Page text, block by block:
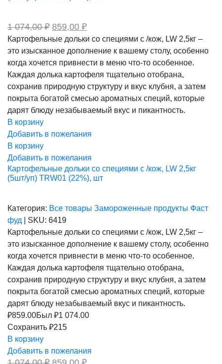
1 074,00₽ Первоначальная
составляла
1
074,00 ₽.
859,00 ₽Текущая
859,00 ₽.
Картофельные дольки со специями с /кож, LW 2,5кг –
это изысканное дополнение к вашему столу, особенно
когда хочется привнести в меню что-то особенное.
Каждая долька картофеля тщательно отобрана,
сохранив природную структуру и вкус клубня, а затем
покрыта богатой смесью ароматных специй, которые
дарят блюду незабываемый вкус и пикантность.
В корзину
Добавить в пожелания
В корзину
Добавить в пожелания
Картофельные дольки со специями с /кож, LW 2,5кг
(5шт/уп) TRW01 (22%), шт
Категория: Все товары Замороженные продукты Фаст
фуд
SKU: 6419
Картофельные дольки со специями с /кож, LW 2,5кг –
это изысканное дополнение к вашему столу, особенно
когда хочется привнести в меню что-то особенное.
Каждая долька картофеля тщательно отобрана,
сохранив природную структуру и вкус клубня, а затем
покрыта богатой смесью ароматных специй, которые
дарят блюду незабываемый вкус и пикантность.
₽859.00Был ₽1 074.00
Сохранить ₽215
В корзину
Добавить в пожелания
Первоначальная
Текущая